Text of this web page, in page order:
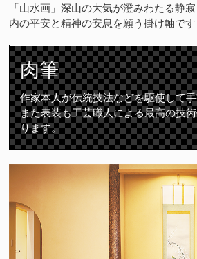
「山水画」深山の大気が澄みわたる静
内の平安と精神の安息を願う掛け軸です
肉筆
作家本人が伝統技法などを駆使して
また表装も工芸職人による最高の技
ります。